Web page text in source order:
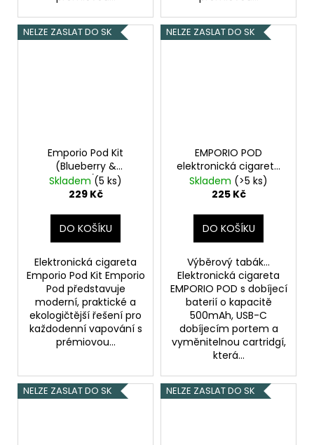
NELZE ZASLAT DO SK
Emporio Pod Kit
(Blueberry &
Raspberry) 20mg
Skladem (5 ks)
229 Kč
DO KOŠÍKU
Elektronická cigareta
Emporio Pod Kit Emporio
Pod představuje
moderní, praktické a
ekologičtější řešení pro
každodenní vapování s
prémiovou...
NELZE ZASLAT DO SK
EMPORIO POD
elektronická cigareta
500mAh Tabáček
20mg
Skladem (>5 ks)
225 Kč
DO KOŠÍKU
Výběrový tabák...
Elektronická cigareta
EMPORIO POD s dobíjecí
baterií o kapacitě
500mAh, USB-C
dobíjecím portem a
vyměnitelnou cartridgí,
která...
NELZE ZASLAT DO SK NELZE ZASLAT DO SK